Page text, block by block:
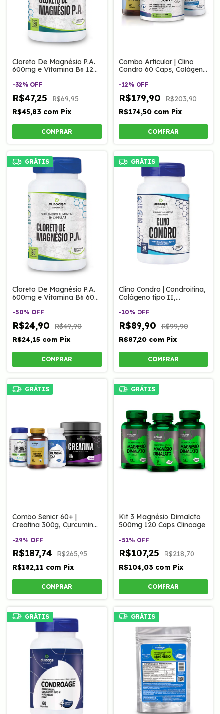
Cloreto De Magnésio P.A.
600mg e Vitamina B6 120
-32% OFF
R$47,25
R$69,95
R$45,83 com Pix
Combo Articular | Clino
Condro 60 Caps, Colágeno
com Magnésio 60 Caps
Clinoage
-12% OFF
R$179,90 R$203,90
R$174,50 com Pix
GRÁTIS
Cloreto De Magnésio P.A.
600mg e Vitamina B6 60
-50% OFF
R$24,90
R$49,90
R$24,15 com Pix
GRÁTIS
Clino Condro | Condroitina,
Colágeno tipo II,
Clinoage
-10% OFF
R$89,90 R$99,90
R$87,20 com Pix
GRÁTIS
Combo Senior 60+ |
Creatina 300g, Curcumina
60 Caps Ultraconcentrado
e Colágeno tipo II
-29% OFF
R$187,74
R$265,95
R$182,11 com Pix
GRÁTIS
Kit 3 Magnésio Dimalato
500mg 120 Caps Clinoage
-51% OFF
R$107,25 R$218,70
R$104,03 com Pix
GRÁTIS GRÁTIS